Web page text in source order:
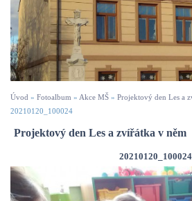
Úvod » Fotoalbum » Akce MŠ » Projektový den Les a
20210120_100024
Projektový den Les a zvířátka v něm
20210120_100024